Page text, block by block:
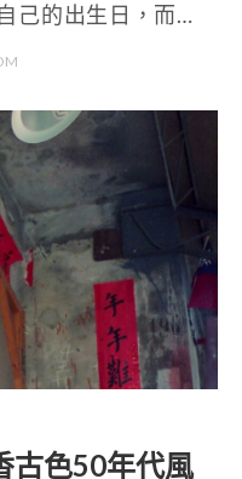
己的出生日，而…
古色50年代風